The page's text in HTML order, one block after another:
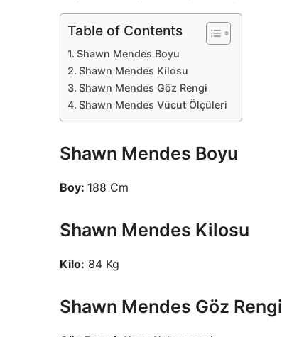
Table of Contents
Shawn Mendes Boyu
Shawn Mendes Kilosu
Shawn Mendes Göz Rengi
Shawn Mendes Vücut Ölçüleri
Shawn Mendes Boyu
Boy: 188 Cm
Shawn Mendes Kilosu
Kilo: 84 Kg
Shawn Mendes Göz Rengi